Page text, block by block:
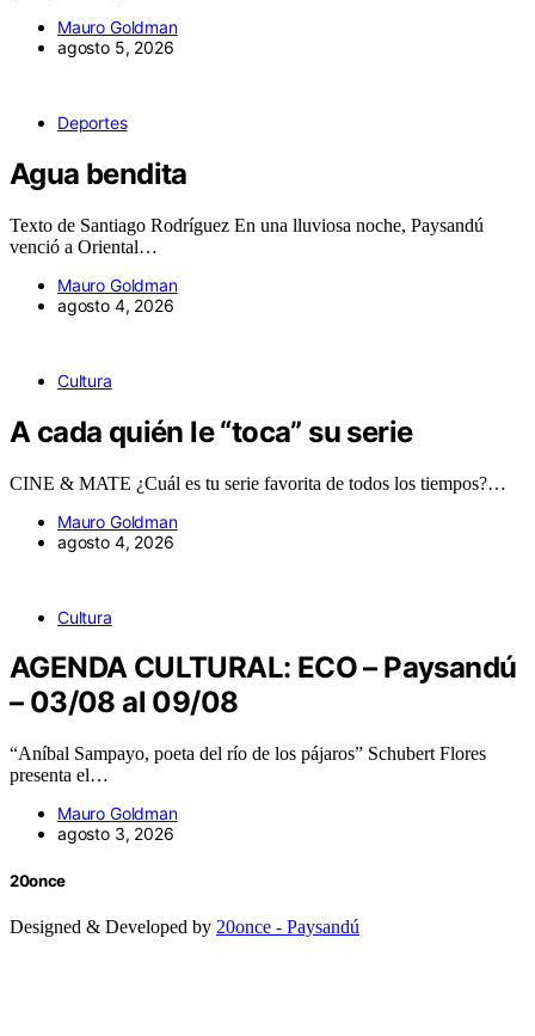
Mauro Goldman
agosto 5, 2026
Deportes
Agua bendita
Texto de Santiago Rodríguez En una lluviosa noche, Paysandú
venció a Oriental…
Mauro Goldman
agosto 4, 2026
Cultura
A cada quién le “toca” su serie
CINE & MATE ¿Cuál es tu serie favorita de todos los tiempos?…
Mauro Goldman
agosto 4, 2026
Cultura
AGENDA CULTURAL: ECO – Paysandú
– 03/08 al 09/08
“Aníbal Sampayo, poeta del río de los pájaros” Schubert Flores
presenta el…
Mauro Goldman
agosto 3, 2026
20once
Designed & Developed by 20once - Paysandú